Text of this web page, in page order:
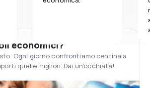
economici?
Ogni giorno confrontiamo centinaia
quelle migliori. Dai un'occhiata!